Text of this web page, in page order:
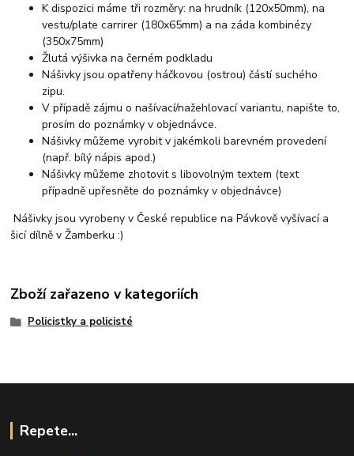
K dispozici máme tři rozměry: na hrudník (120x50mm), na
vestu/plate carrirer (180x65mm) a na záda kombinézy
(350x75mm)
Žlutá výšivka na černém podkladu
Nášivky jsou opatřeny háčkovou (ostrou) částí suchého
zipu.
V případě zájmu o našívací/nažehlovací variantu, napište to,
prosím do poznámky v objednávce.
Nášivky můžeme vyrobit v jakémkoli barevném provedení
(např. bílý nápis apod.)
Nášivky můžeme zhotovit s libovolným textem (text
případně upřesněte do poznámky v objednávce)
Nášivky jsou vyrobeny v České republice na Pávkově vyšívací a
šicí dílně v Žamberku :)
Zboží zařazeno v kategoriích
Policistky a policisté
Repete...